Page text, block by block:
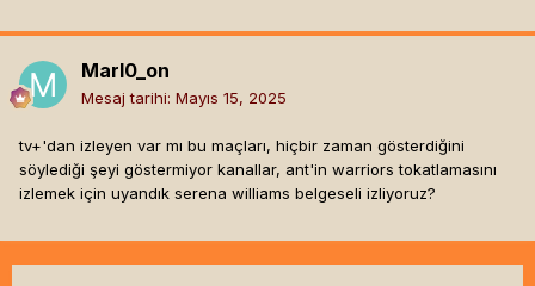
Marl0_on
Mesaj tarihi: Mayıs 15, 2025
tv+'dan izleyen var mı bu maçları, hiçbir zaman gösterdiğini
söylediği şeyi göstermiyor kanallar, ant'in warriors tokatlamasını
izlemek için uyandık serena williams belgeseli izliyoruz?